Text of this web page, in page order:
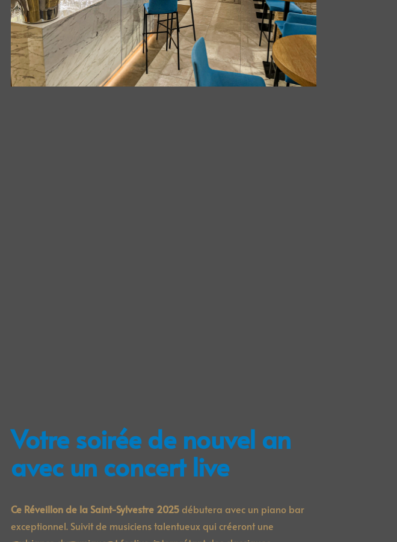
Votre soirée de nouvel an
avec un concert live
Ce Réveillon de la Saint-Sylvestre 2025débutera avec un piano bar
exceptionnel. Suivit de musiciens talentueux qui créeront une